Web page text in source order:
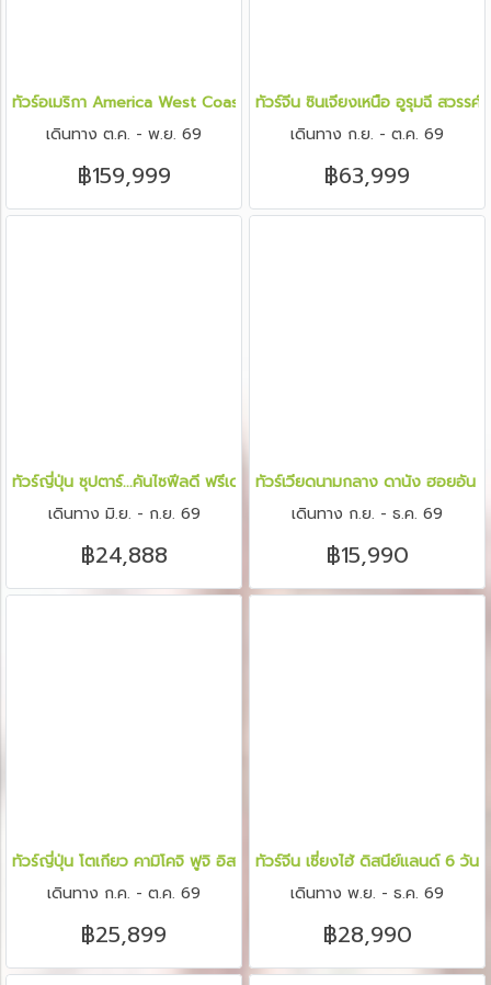
ทัวร์อเมริกา America West Coast เข้า Universal เที่ยว 4 แคนยอน
เดินทาง ต.ค. - พ.ย. 69
฿159,999
ทัวร์จีน ซินเจียงเหนือ อูรุมฉี สวรร
เดินทาง ก.ย. - ต.ค. 69
฿63,999
ทัวร์ญี่ปุ่น ซุปตาร์...คันไซฟีลดี ฟรีเดย์มีเฮ 6 วัน 4 คืน
เดินทาง มิ.ย. - ก.ย. 69
฿24,888
ทัวร์เวียดนามกลาง ดานัง ฮอยอัน
เดินทาง ก.ย. - ธ.ค. 69
฿15,990
ทัวร์ญี่ปุ่น โตเกียว คามิโคจิ ฟูจิ อิสระช้อปปิ้งโตเกียว 6 วัน 4 คืน
เดินทาง ก.ค. - ต.ค. 69
฿25,899
ทัวร์จีน เซี่ยงไฮ้ ดิสนีย์แลนด์ 6 วัน
เดินทาง พ.ย. - ธ.ค. 69
฿28,990